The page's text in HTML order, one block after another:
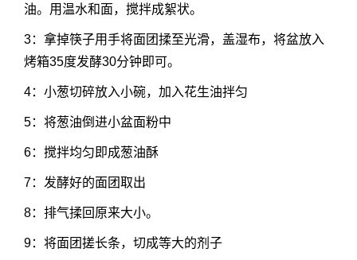
油。用温水和面，搅拌成絮状。
3：拿掉筷子用手将面团揉至光滑，盖湿布，将盆放入
烤箱35度发酵30分钟即可。
4：小葱切碎放入小碗，加入花生油拌匀
5：将葱油倒进小盆面粉中
6：搅拌均匀即成葱油酥
7：发酵好的面团取出
8：排气揉回原来大小。
9：将面团搓长条，切成等大的剂子